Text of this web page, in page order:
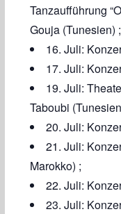
Tanzaufführung
Gouja (Tunesien) ;
16. Juli:
17. Juli:
19. Juli:
Taboubi
20. Juli:
21. Juli:
Marokko) ;
22. Juli:
23. Juli: